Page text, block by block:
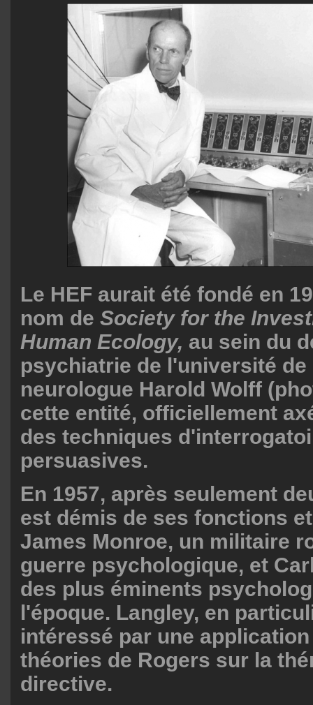
Le HEF aurait été fondé en
nom de Society for the
Human Ecology, au sein du
psychiatrie de l'université de
neurologue Harold Wolff
cette entité, officiellement
des techniques
persuasives.
En 1957, après seulement
est démis de ses fonctions
James Monroe, un militaire
guerre psychologique, et
des plus éminents
l'époque. Langley, en
intéressé par une
théories de Rogers sur la
directive.